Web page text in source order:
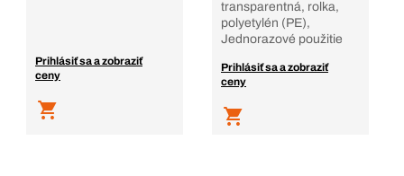
Prihlásiť sa a zobraziť
ceny
transparentná, rolka,
polyetylén (PE),
Jednorazové použitie
Prihlásiť sa a zobraziť
ceny